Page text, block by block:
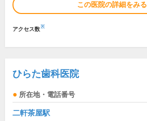
この医院の詳細をみる
アクセス数※
ひらた歯科医院
所在地・電話番号
二軒茶屋駅